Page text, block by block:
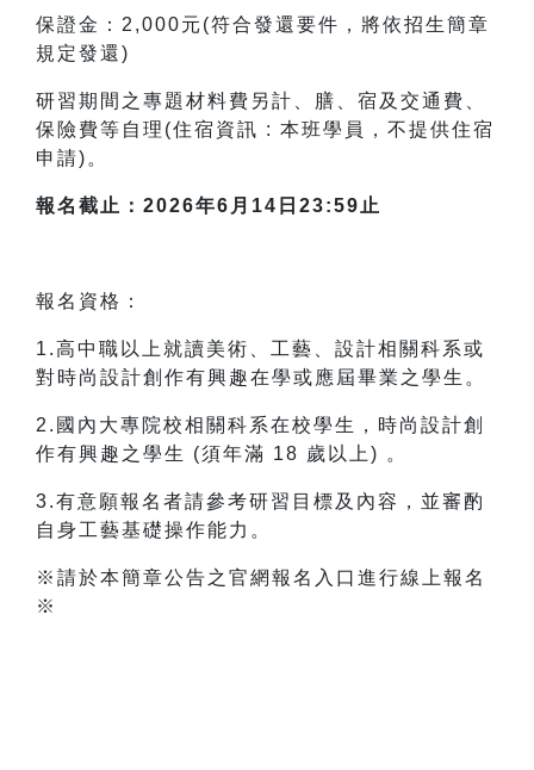
保證金：2,000元(符合發還要件，將依招生簡章
規定發還)
研習期間之專題材料費另計、膳、宿及交通費、
保險費等自理(住宿資訊 : 本班學員，不提供住宿
申請)。
報名截止：2026年6月14日23:59止
報名資格：
1.高中職以上就讀美術、工藝、設計相關科系或
對時尚設計創作有興趣在學或應屆畢業之學生。
2.國內大專院校相關科系在校學生，時尚設計創
作有興趣之學生 (須年滿 18 歲以上) 。
3.有意願報名者請參考研習目標及內容，並審酌
自身工藝基礎操作能力。
※請於本簡章公告之官網報名入口進行線上報名
※